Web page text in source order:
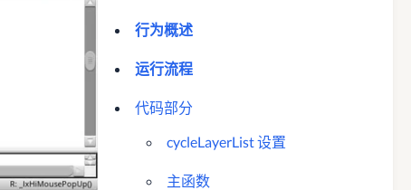
行为概述
运行流程
代码部分
cycleLayerList 设置
主函数